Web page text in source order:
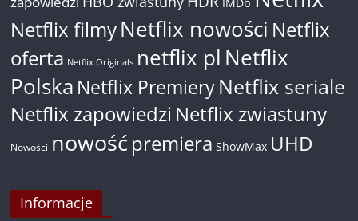
IMDb
Netflix filmyNetflix nowości Netflix
oferta Netflix Originals netflix pl Netflix
Polska Netflix PremieryNetflix seriale
Netflix zapowiedzi Netflix zwiastuny
Nowości nowość premiera ShowMax UHD
Informacje